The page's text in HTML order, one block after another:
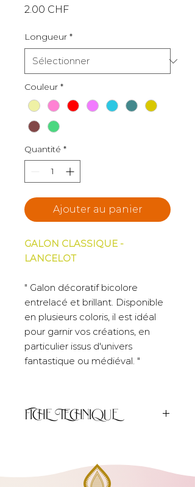
2.00 CHFPrix
Longueur *
Couleur *
Quantité *
Ajouter au panier
GALON CLASSIQUE -
LANCELOT
" Galon décoratif bicolore
entrelacé et brillant. Disponible
en plusieurs coloris, il est idéal
pour garnir vos créations, en
particulier issus d'univers
fantastique ou médiéval. "
FICHE TECHNIQUE
1.5cm